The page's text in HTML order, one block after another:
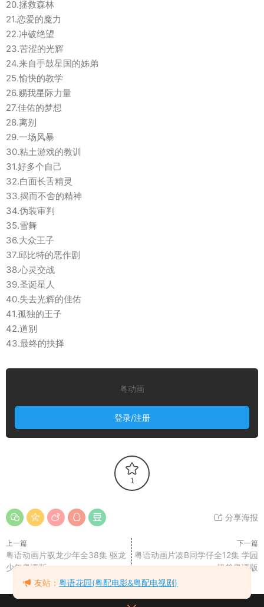
20.拯救森林
21.恋爱的魔力
22.冲破绝望
23.苦涩的光辉
24.来自手鼓星国的姊弟
25.愉快的教学
26.赐我星际力量
27.佳佑的梦想
28.离别
29.一场风暴
30.粘土游戏的教训
31.好多个自己
32.白面长舌精灵
33.揭而不舍的精神
34.伪装审判
35.雪舞
36.大众王子
37.邱比特的恶作剧
38.心灵交战
39.圣诞星人
40.失去光辉的佳佑
41.孤独的王子
42.道别
43.最终的抉择
粤动画
登录/注册
1
分享海报
上一篇
粤语动画片驭龙少年全38集 驱龙
少年粤语版
下一篇
粤语动画片凑B同学仔全12集 学园
奶爸粤语版
友站：粤语花园(粤配电影&粤配电视剧)